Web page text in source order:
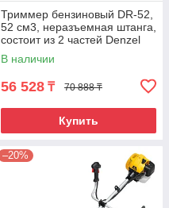
Триммер бензиновый DR-52,
52 см3, неразъемная штанга,
состоит из 2 частей Denzel
В наличии
56 528 ₸ 70 888 ₸
Купить
–20%